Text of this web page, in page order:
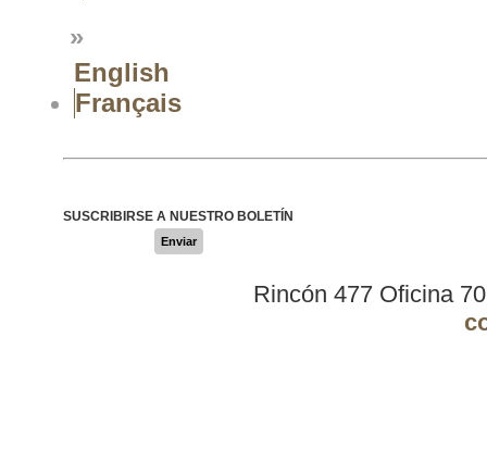
»
English
Français
SUSCRIBIRSE A NUESTRO BOLETÍN
Enviar
Rincón 477 Oficina